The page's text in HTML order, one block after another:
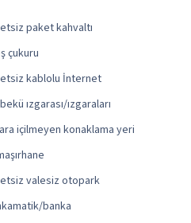
paket kahvaltı
çukuru
kablolu İnternet
ızgarası/ızgaraları
içilmeyen konaklama yeri
valesiz otopark
banka